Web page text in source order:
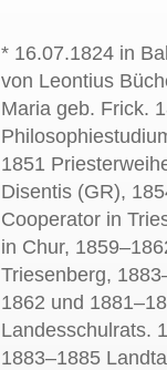
* 16.07.1824 in
von Leontius
Maria geb. Frick.
1851
Disentis (GR),
Cooperator in
in Chur,
Triesenberg,
1862 und
Landesschulrats.
1883–1885